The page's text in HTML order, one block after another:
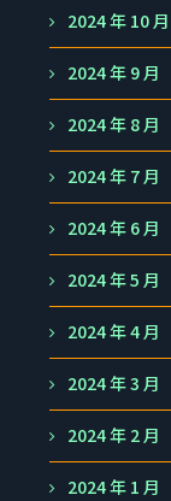
2024 年 10 月
2024 年 9 月
2024 年 8 月
2024 年 7 月
2024 年 6 月
2024 年 5 月
2024 年 4 月
2024 年 3 月
2024 年 2 月
2024 年 1 月